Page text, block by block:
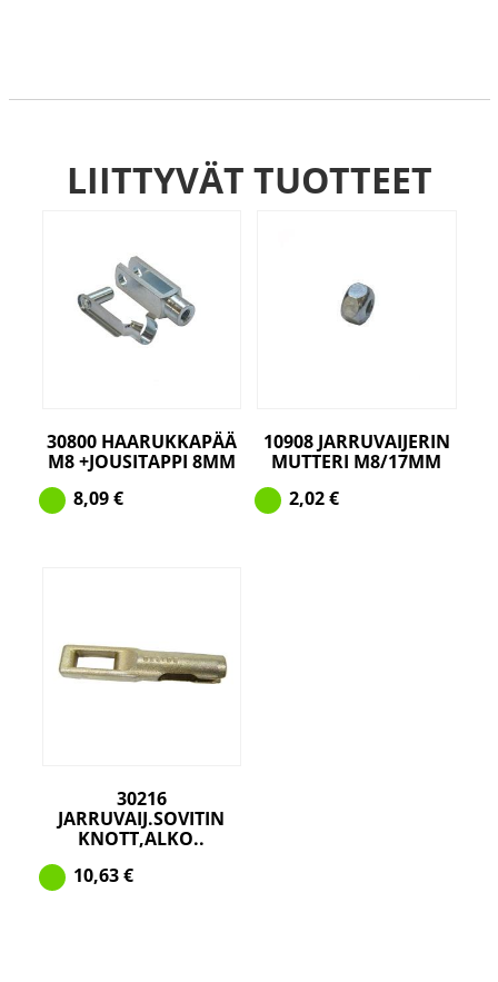
LIITTYVÄT TUOTTEET
30800 HAARUKKAPÄÄ
M8 +JOUSITAPPI 8MM
8,09€
10908 JARRUVAIJERIN
MUTTERI M8/17MM
2,02€
30216
JARRUVAIJ.SOVITIN
KNOTT,ALKO..
10,63€